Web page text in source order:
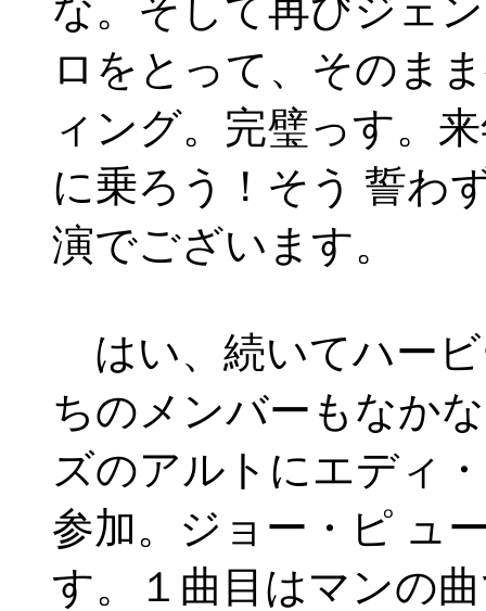
な。そして再びジェ
ロをとって、そのま
ィング。完璧っす。
に乗ろう！そう 誓わ
演でございます。
はい、続いてハー
ちのメンバーもなか
ズのアルトにエディ
参加。ジョー・ピ ュ
す。１曲目はマンの